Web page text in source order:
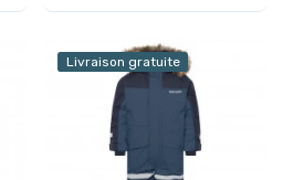
Livraison gratuite